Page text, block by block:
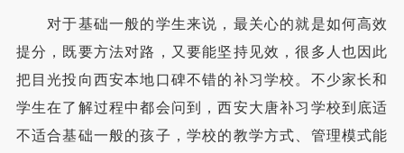
对于基础一般的学生来说，最关心的就是如何高效
提分，既要方法对路，又要能坚持见效，很多人也因此
把目光投向西安本地口碑不错的补习学校。不少家长和
学生在了解过程中都会问到，西安大唐补习学校到底适
不适合基础一般的孩子，学校的教学方式、管理模式能